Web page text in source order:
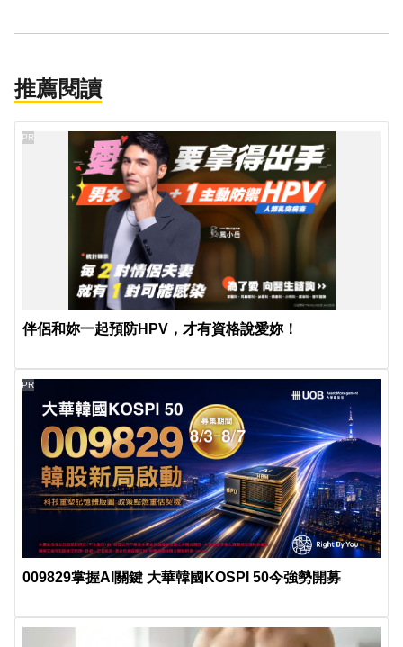
推薦閱讀
伴侶和妳一起預防HPV，才有資格說愛妳！
PR
009829掌握AI關鍵 大華韓國KOSPI 50今強勢開募
PR